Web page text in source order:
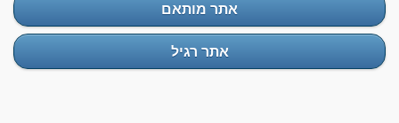
אתר מותאם
אתר רגיל